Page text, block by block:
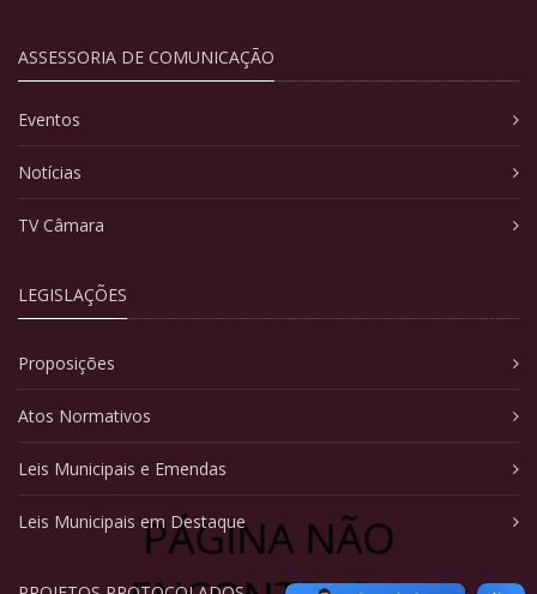
PÁGINA NÃO
ASSESSORIA DE COMUNICAÇÃO
Eventos
Notícias
TV Câmara
LEGISLAÇÕES
Proposições
Atos Normativos
Leis Municipais e Emendas
Leis Municipais em Destaque